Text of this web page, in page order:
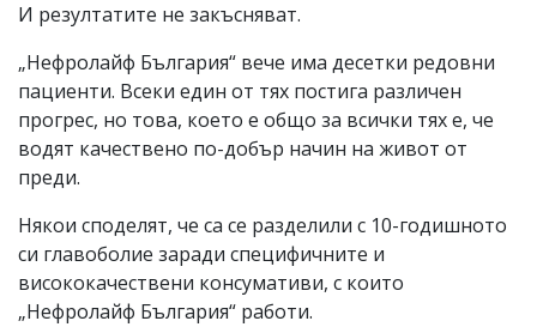
И резултатите не закъсняват.
„Нефролайф България“ вече има десетки редовни
пациенти. Всеки един от тях постига различен
прогрес, но това, което е общо за всички тях е, че
водят качествено по-добър начин на живот от
преди.
Някои споделят, че са се разделили с 10-годишното
си главоболие заради специфичните и
висококачествени консумативи, с които
„Нефролайф България“ работи.